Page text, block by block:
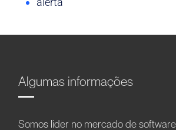
Algumas informações
Somos líder no mercado de